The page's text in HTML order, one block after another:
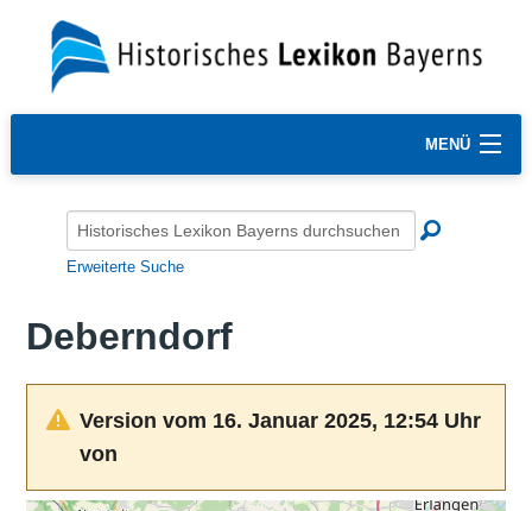
MENÜ
Erweiterte Suche
Deberndorf
Version vom 16. Januar 2025, 12:54 Uhr
von